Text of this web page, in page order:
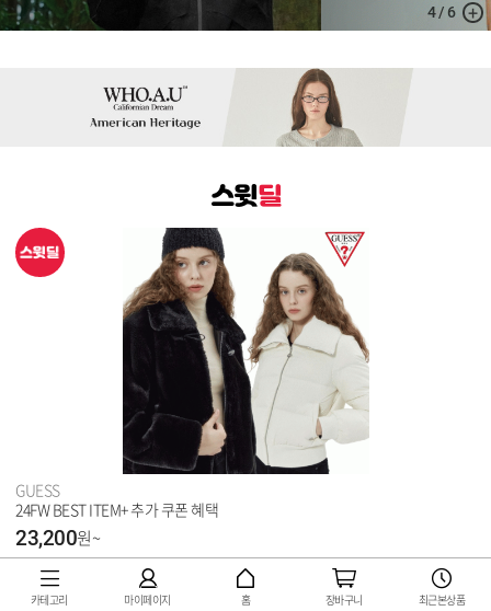
카테고리 마이페이지 홈 장바구니 최근본상품